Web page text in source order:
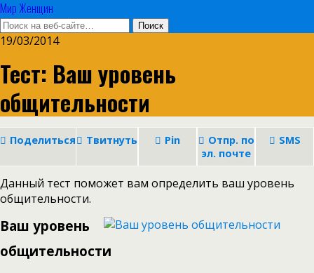
Мир Женщин
19/03/2014
Тест: Ваш уровень
общительности
Поделиться Твитнуть Pin
Отпр. по
эл. почте
SMS
Данный тест поможет вам определить ваш уровень
общительности.
Ваш уровень
общительности